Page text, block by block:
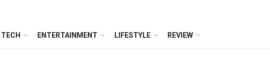
TECH ENTERTAINMENT LIFESTYLE REVIEW